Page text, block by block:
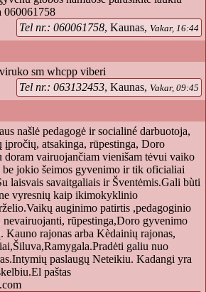
060061758
Tel nr.: 060061758, Kaunas, Vakar, 16:44
sm whcpp viberi
Tel nr.: 063132453, Kaunas, Vakar, 09:45
našlė pedagogė ir socialiné darbuotoja,
įpročių, atsakinga, rūpestinga, Doro
doram vairuojančiam vienišam tėvui vaiko
jokio šeimos gyvenimo ir tik oficialiai
laisvais savaitgaliais ir Šventėmis.Gali bùti
vyresnių kaip ikimokyklinio
auginimo patirtis ,pedagoginio
nevairuojanti, rūpestinga,Doro gyvenimo
Kauno rajonas arba Kèdainių rajonas,
galiu nuo
paslaugų Neteikiu. Kadangi yra
paštas